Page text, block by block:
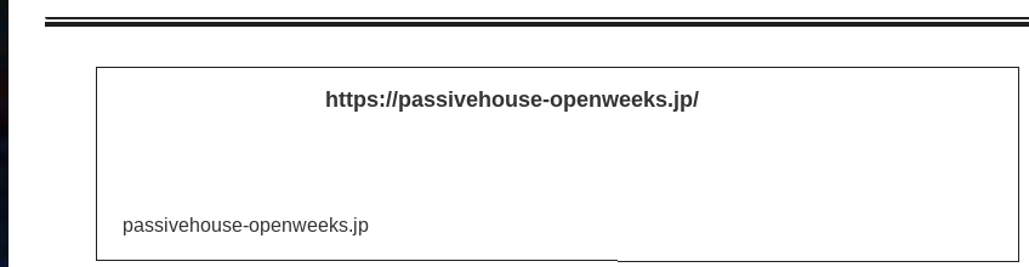
https://passivehouse-openweeks.jp/
passivehouse-openweeks.jp